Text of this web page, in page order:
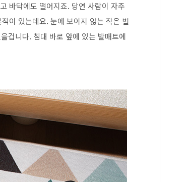
바닥에도 떨어지죠. 당연 사람이 자주
이 있는데요. 눈에 보이지 않는 작은 벌
겁니다. 침대 바로 앞에 있는 발매트에